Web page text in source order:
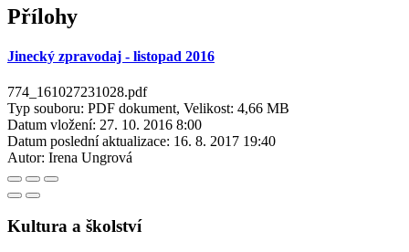
Přílohy
Jinecký zpravodaj - listopad 2016
774_161027231028.pdf
Typ souboru: PDF dokument, Velikost: 4,66 MB
Datum vložení: 27. 10. 2016 8:00
Datum poslední aktualizace: 16. 8. 2017 19:40
Autor: Irena Ungrová
Kultura a školství